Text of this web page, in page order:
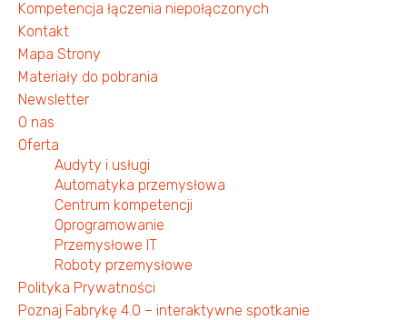
Kompetencja łączenia niepołączonych
Kontakt
Mapa Strony
Materiały do pobrania
Newsletter
O nas
Oferta
Audyty i usługi
Automatyka przemysłowa
Centrum kompetencji
Oprogramowanie
Przemysłowe IT
Roboty przemysłowe
Polityka Prywatności
Poznaj Fabrykę 4.0 – interaktywne spotkanie